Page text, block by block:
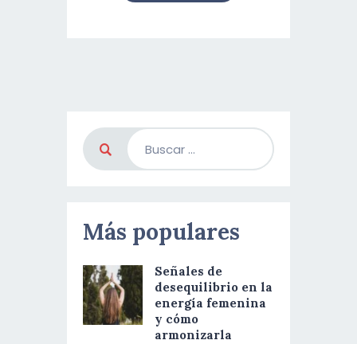
Más populares
Señales de
desequilibrio en la
energía femenina
y cómo
armonizarla